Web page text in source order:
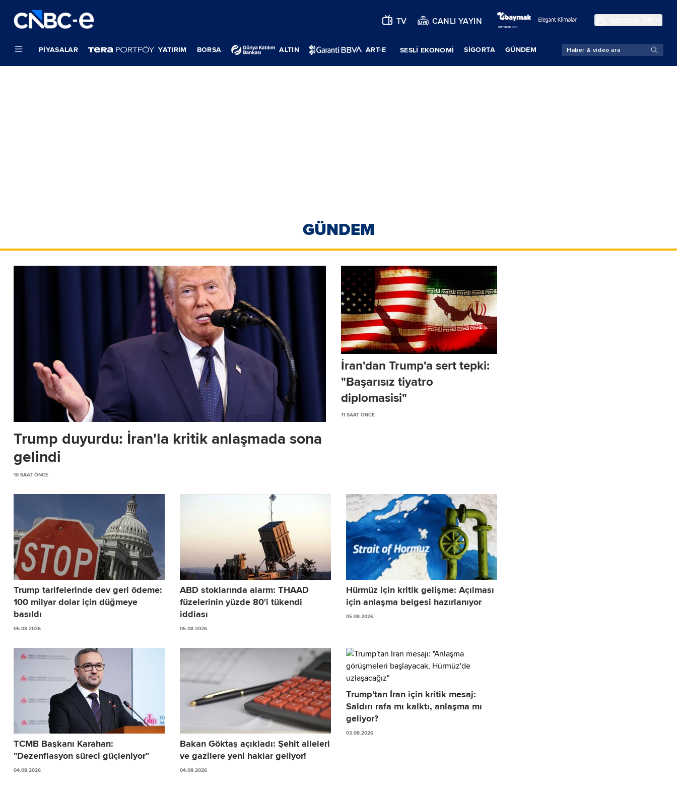
TV CANLI YAYIN
PIYASALAR YATIRIM BORSA ALTIN ART-E SESLİ EKONOMİ SIGORTA GÜNDEM
GÜNDEM
Trump duyurdu: İran'la kritik anlaşmada sona
gelindi
10 SAAT ÖNCE
İran'dan Trump'a sert tepki:
"Başarısız tiyatro
diplomasisi"
11 SAAT ÖNCE
Trump tarifelerinde dev geri ödeme:
100 milyar dolar için düğmeye
basıldı
05.08.2026
ABD stoklarında alarm: THAAD
füzelerinin yüzde 80'i tükendi
iddiası
05.08.2026
Hürmüz için kritik gelişme: Açılması
için anlaşma belgesi hazırlanıyor
05.08.2026
TCMB Başkanı Karahan:
"Dezenflasyon süreci güçleniyor"
04.08.2026
Bakan Göktaş açıkladı: Şehit aileleri
ve gazilere yeni haklar geliyor!
04.08.2026
Trump'tan İran için kritik mesaj:
Saldırı rafa mı kalktı, anlaşma mı
geliyor?
03.08.2026